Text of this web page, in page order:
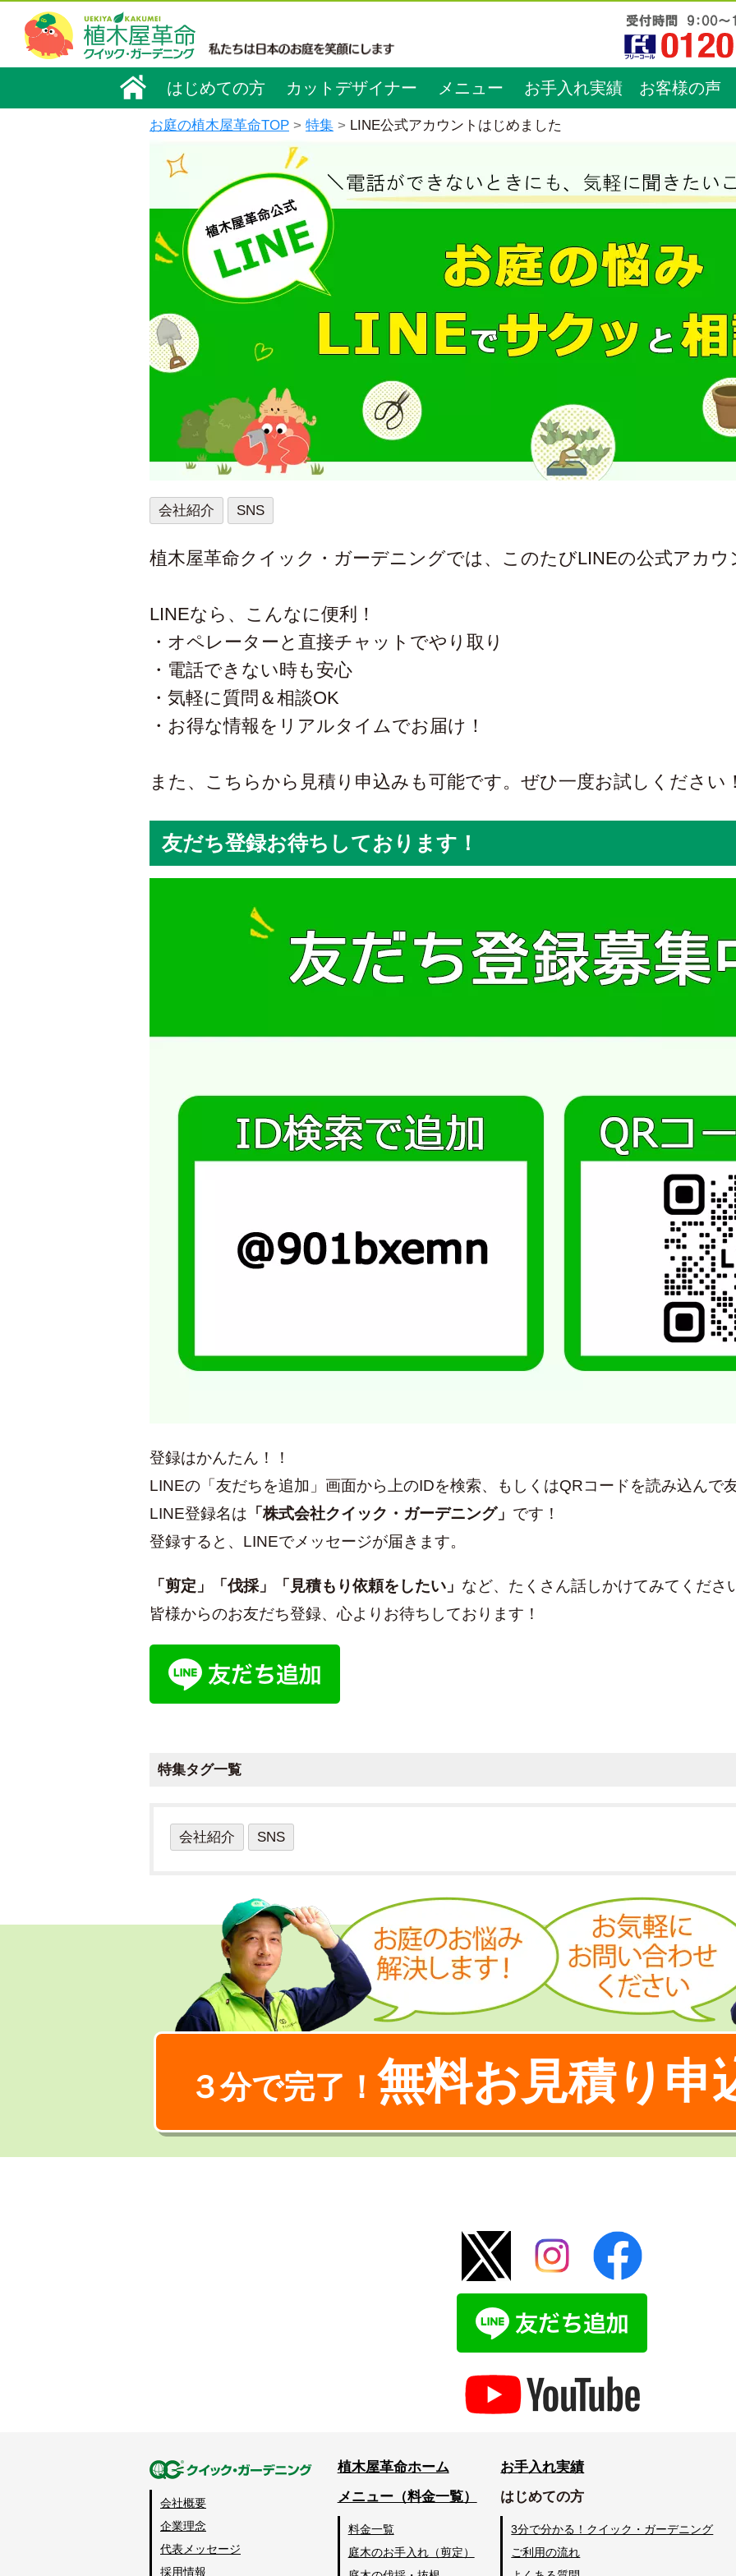
はじめての方 カットデザイナー メニュー お手入れ実績 お客様の声
お庭の植木屋革命TOP 特集 LINE公式アカウントはじめました
会社紹介 SNS
植木屋革命クイック・ガーデニングでは、このたびLINEの公式アカ
LINEなら、こんなに便利！
・オペレーターと直接チャットでやり取り
・電話できない時も安心
・気軽に質問＆相談OK
・お得な情報をリアルタイムでお届け！
また、こちらから見積り申込みも可能です。ぜひ一度お試しください
友だち登録お待ちしております！
登録はかんたん！！
LINEの「友だちを追加」画面から上のIDを検索、もしくはQRコードを読み込んで
LINE登録名は 「株式会社クイック・ガーデニング」 です！
登録すると、LINEでメッセージが届きます。
「剪定」「伐採」「見積もり依頼をしたい」 など、たくさん話しかけてみてくださ
皆様からのお友だち登録、心よりお待ちしております！
特集タグ一覧
会社紹介 SNS
３分で完了！ 無料お見積り申
会社概要
企業理念
代表メッセージ
採用情報
植木屋革命ホーム
メニュー（料金一覧）
料金一覧
庭木のお手入れ（剪定）
お手入れ実績
はじめての方
3分で分かる！クイック・ガーデニング
ご利用の流れ